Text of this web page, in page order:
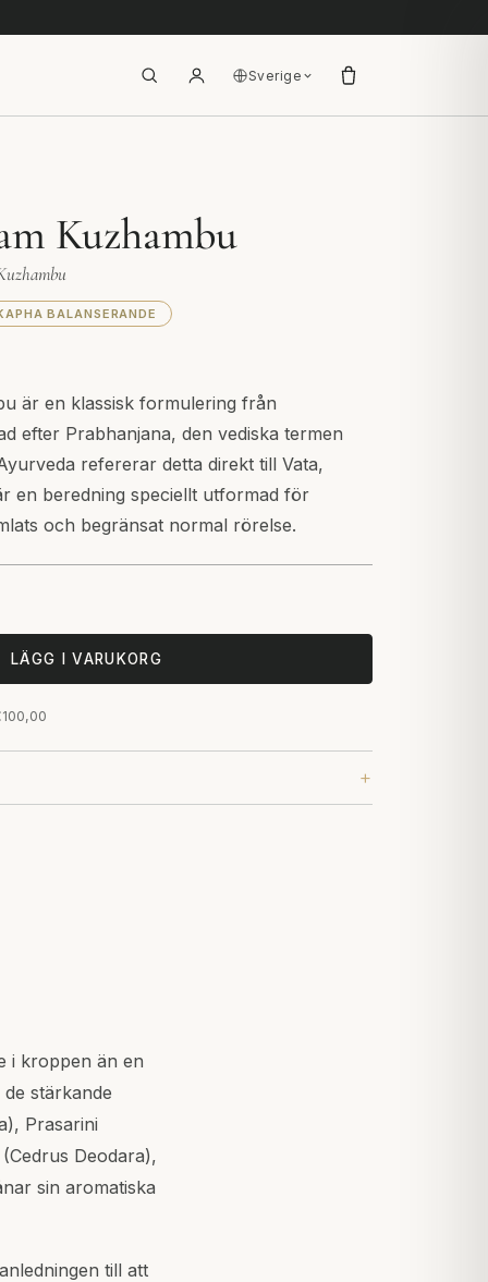
Sverige
Kuzhambu
BALANSERANDE
är en klassisk formulering från
efter Prabhanjana, den vediska termen
refererar detta direkt till Vata,
en beredning speciellt utformad för
och begränsat normal rörelse.
LÄGG I VARUKORG
i kroppen än en
stärkande
Prasarini
Deodara),
sin aromatiska
till att